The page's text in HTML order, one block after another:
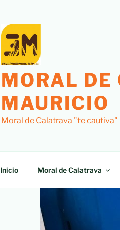
MORAL DE
MAURICIO
Moral de Calatrava "te cautiva"
Inicio Moral de Calatrava